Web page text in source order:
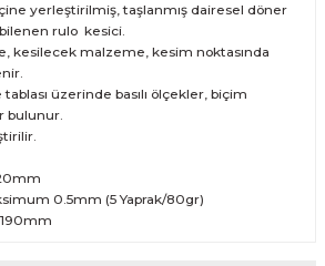
yerleştirilmiş, taşlanmış dairesel döner
rulo kesici.
kesilecek malzeme, kesim noktasında
üzerinde basılı ölçekler, biçim
bulunur.
0.5mm (5 Yaprak/80gr)